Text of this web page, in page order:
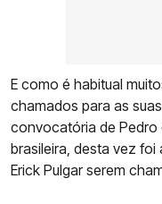
E como é habitual
chamados para as
convocatória de Pedro
brasileira, desta vez foi
Erick Pulgar serem